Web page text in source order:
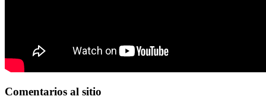
Comentarios al sitio